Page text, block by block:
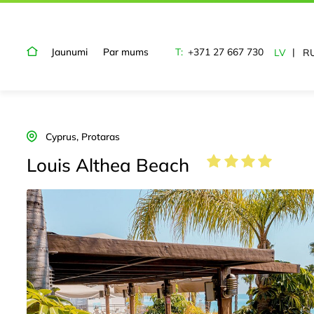
Jaunumi Par mums T: +371 27 667 730 LV
Cyprus, Protaras
Louis Althea Beach